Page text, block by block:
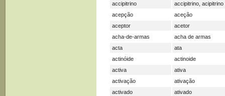
accipitrino
accipitrino, acipitrino
acepção
aceção
aceptor
acetor
acha-de-armas
acha de armas
acta
ata
actinóide
actinoide
activa
ativa
activação
ativação
activado
ativado